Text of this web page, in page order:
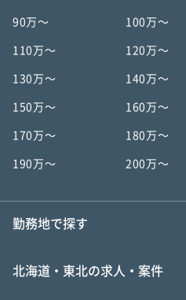
90万〜 100万〜
110万〜 120万〜
130万〜 140万〜
150万〜 160万〜
170万〜 180万〜
190万〜 200万〜
勤務地で探す
北海道・東北の求人・案件